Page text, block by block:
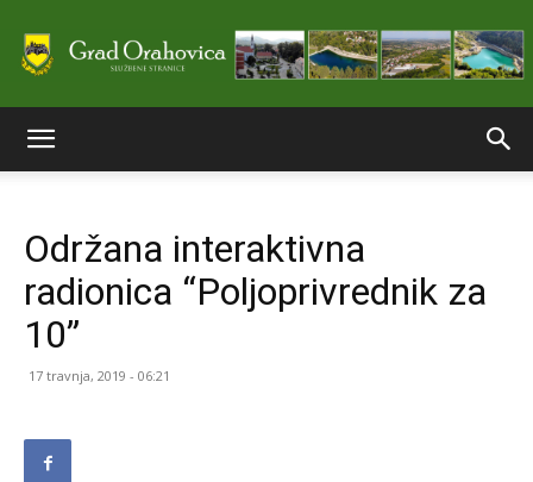
stranice
Održana interaktivna
radionica “Poljoprivrednik za
10”
17 travnja, 2019 - 06:21